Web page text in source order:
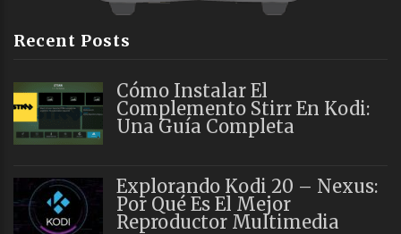
Recent Posts
Cómo Instalar El
Complemento Stirr En Kodi:
Una Guía Completa
Explorando Kodi 20 – Nexus:
Por Qué Es El Mejor
Reproductor Multimedia